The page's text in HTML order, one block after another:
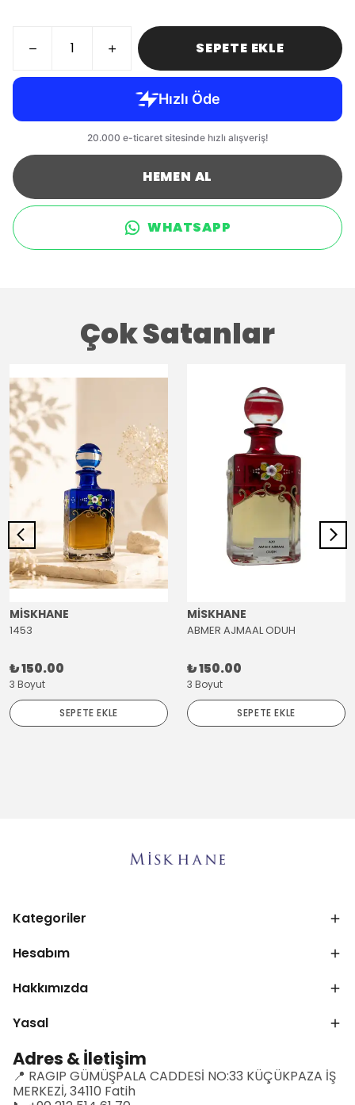
SEPETE EKLE
HEMEN AL
WHATSAPP
Çok Satanlar
MİSKHANE
1453
₺ 150.00
3 Boyut
SEPETE EKLE
MİSKHANE
ABMER AJMAAL ODUH
₺ 150.00
3 Boyut
SEPETE EKLE
Kategoriler
Hesabım
Hakkımızda
Yasal
Adres & İletişim
📍 RAGIP GÜMÜŞPALA CADDESİ NO:33 KÜÇÜKPAZA İŞ
MERKEZİ, 34110 Fatih